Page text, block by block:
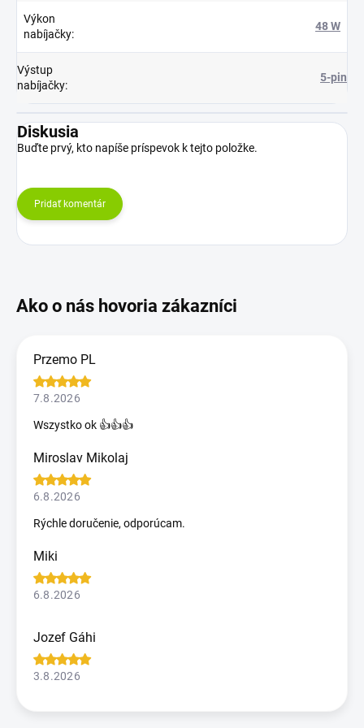
Výkon
nabíjačky:
48 W
Výstup
nabíjačky:
5-pin
Diskusia
Buďte prvý, kto napíše príspevok k tejto položke.
Pridať komentár
Przemo PL
7.8.2026
Wszystko ok 👍👍👍
Miroslav Mikolaj
6.8.2026
Rýchle doručenie, odporúcam.
Miki
6.8.2026
Jozef Gáhi
3.8.2026